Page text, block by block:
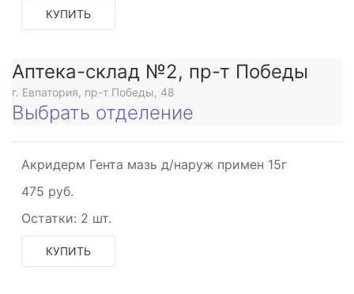
КУПИТЬ
Аптека-склад №2, пр-т Победы
г. Евпатория, пр-т Победы, 48
Выбрать отделение
Акридерм Гента мазь д/наруж примен 15г
475 руб.
Остатки: 2 шт.
КУПИТЬ